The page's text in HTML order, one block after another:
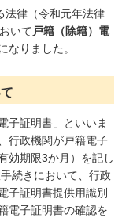
法律（令和元年法律
いて戸籍（除籍）電
なりました。
子証明書」といいま
行政機関が戸籍電子
効期限3か月）を記し
続きにおいて、行政
子証明書提供用識別
電子証明書の確認を